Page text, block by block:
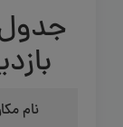
نام